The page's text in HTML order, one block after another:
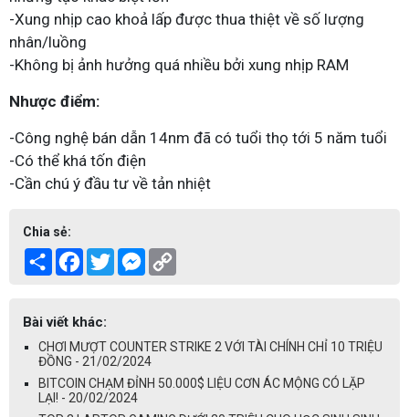
-Xung nhịp cao khoả lấp được thua thiệt về số lượng
nhân/luồng
-Không bị ảnh hưởng quá nhiều bởi xung nhịp RAM
Nhược điểm:
-Công nghệ bán dẫn 14nm đã có tuổi thọ tới 5 năm tuổi
-Có thể khá tốn điện
-Cần chú ý đầu tư về tản nhiệt
Chia sẻ:
Share Facebook
TwitterMessenger
Bài viết khác:
CHƠI MƯỢT COUNTER STRIKE 2 VỚI TÀI CHÍNH CHỈ 10 TRIỆU
ĐỒNG - 21/02/2024
BITCOIN CHẠM ĐỈNH 50.000$ LIỆU CƠN ÁC MỘNG CÓ LẶP
LẠI! - 20/02/2024